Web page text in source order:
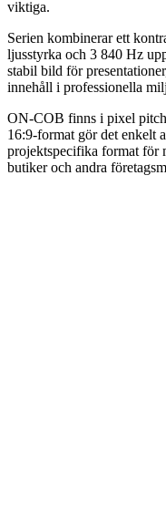
viktiga.
Serien kombinerar ett
ljusstyrka och 3 840 Hz
stabil bild för
innehåll i professionella
ON-COB finns i pixel
16:9-format gör det
projektspecifika format för
butiker och andra